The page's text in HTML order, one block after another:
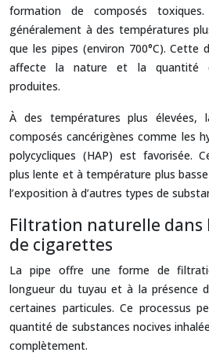
formation de composés
généralement à des températures
que les pipes (environ 700°C). Cette
affecte la nature et la quantité
produites.
À des températures plus élevées,
composés cancérigènes comme les
polycycliques (HAP) est favorisée.
plus lente et à température plus
l’exposition à d’autres types de
Filtration naturelle dans
de cigarettes
La pipe offre une forme de
longueur du tuyau et à la présence
certaines particules. Ce processus
quantité de substances nocives
complètement.